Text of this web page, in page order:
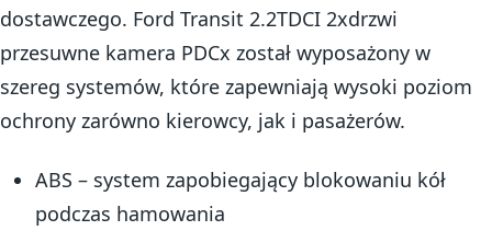
dostawczego. Ford Transit 2.2TDCI 2xdrzwi
przesuwne kamera PDCx został wyposażony w
szereg systemów, które zapewniają wysoki poziom
ochrony zarówno kierowcy, jak i pasażerów.
ABS – system zapobiegający blokowaniu kół
podczas hamowania